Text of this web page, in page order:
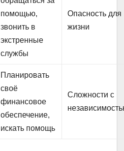
помощью,
звонить в
экстренные
службы
Опасность для
жизни
Планировать
своё
финансовое
обеспечение,
искать помощь
Сложности с